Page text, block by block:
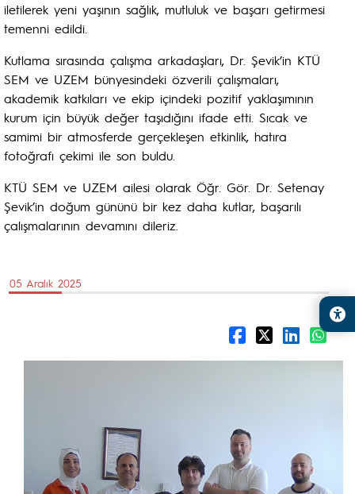
iletilerek yeni yaşının sağlık, mutluluk ve başarı getirmesi
temenni edildi.
Kutlama sırasında çalışma arkadaşları, Dr. Şevik’in KTÜ
SEM ve UZEM bünyesindeki özverili çalışmaları,
akademik katkıları ve ekip içindeki pozitif yaklaşımının
kurum için büyük değer taşıdığını ifade etti. Sıcak ve
samimi bir atmosferde gerçekleşen etkinlik, hatıra
fotoğrafı çekimi ile son buldu.
KTÜ SEM ve UZEM ailesi olarak Öğr. Gör. Dr. Setenay
Şevik’in doğum gününü bir kez daha kutlar, başarılı
çalışmalarının devamını dileriz.
05 Aralık 2025